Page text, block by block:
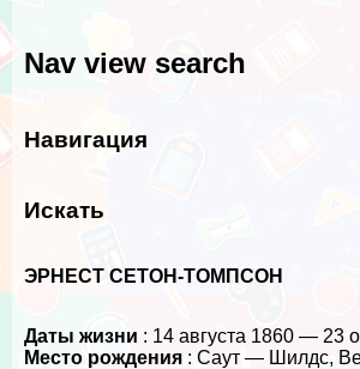
Nav view search
Навигация
Искать
ЭРНЕСТ СЕТОН-ТОМПСОН
Даты жизни : 14 августа 1860 — 23
Место рождения : Саут — Шилдс,